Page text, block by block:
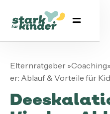
Elternratgeber »Coaching»
er: Ablauf & Vorteile für